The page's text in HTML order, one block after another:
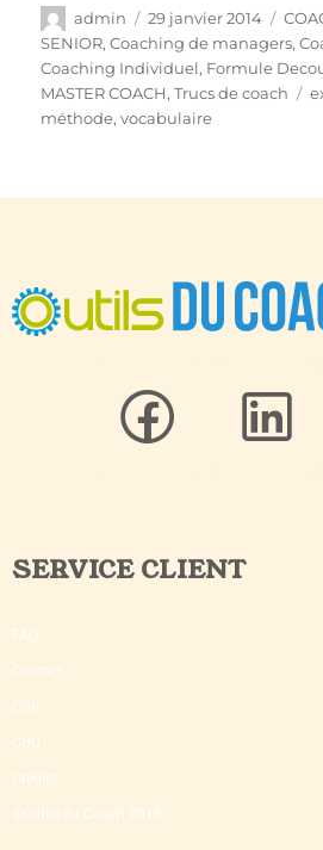
admin 29 janvier 2014
SENIOR,Coaching de managers,
Coaching Individuel, Formule
MASTER COACH,Trucs de coach
méthode,vocabulaire
SERVICE CLIENT
FAQ
Contact
CGV
CGU
Crédits
©Outils du Coach 2018